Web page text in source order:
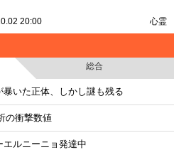
20:00 心霊
総合
暴いた正体、しかし謎も残る
の衝撃数値
ルニーニョ発達中